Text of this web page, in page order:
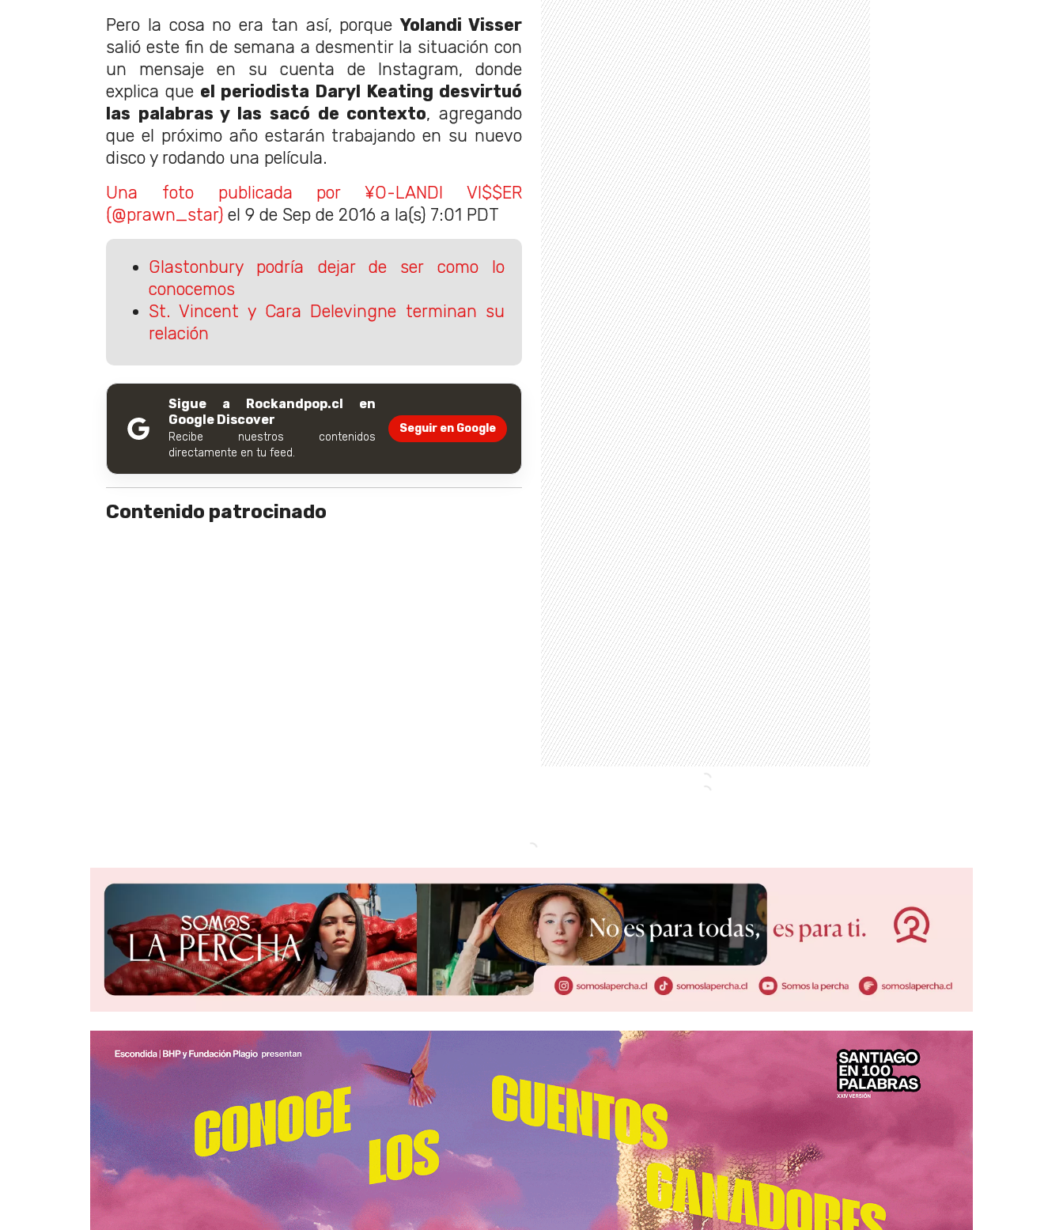
Pero la cosa no era tan así, porqueYolandi Visser
salió este fin de semana a desmentir la situación con
un mensaje en su cuenta de Instagram, donde
explica que el periodista Daryl Keating desvirtuó
las palabras y las sacó de contexto, agregando
que el próximo año estarán trabajando en su nuevo
disco y rodando una película.
Una foto publicada por ¥O-LANDI VI$$ER
(@prawn_star) el 9 de Sep de 2016 a la(s) 7:01 PDT
Glastonbury podría dejar de ser como lo
conocemos
St. Vincent y Cara Delevingne terminan su
relación
Sigue a Rockandpop.cl en
Google Discover
Recibe nuestros contenidos
directamente en tu feed.
Seguir en Google
Contenido patrocinado